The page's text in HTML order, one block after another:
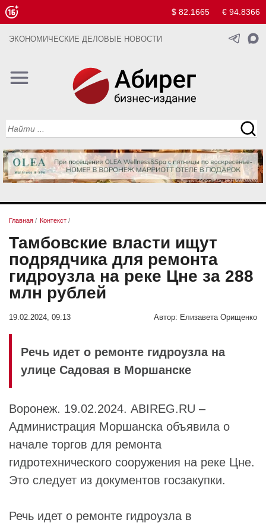
$ 82.1665 € 94.8366
ЭКОНОМИЧЕСКИЕ ДЕЛОВЫЕ НОВОСТИ
Главная / Контекст /
Тамбовские власти ищут
подрядчика для ремонта
гидроузла на реке Цне за 288
млн рублей
19.02.2024, 09:13 Автор: Елизавета Орищенко
Речь идет о ремонте гидроузла на
улице Садовая в Моршанске
Воронеж. 19.02.2024. ABIREG.RU –
Администрация Моршанска объявила о
начале торгов для ремонта
гидротехнического сооружения на реке Цне.
Это следует из документов госзакупки.
Речь идет о ремонте гидроузла в